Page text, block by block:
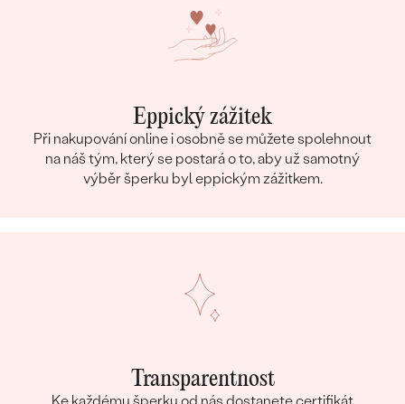
Eppický zážitek
Při nakupování online i osobně se můžete spolehnout
na náš tým, který se postará o to, aby už samotný
výběr šperku byl eppickým zážitkem.
Transparentnost
Ke každému šperku od nás dostanete certifikát